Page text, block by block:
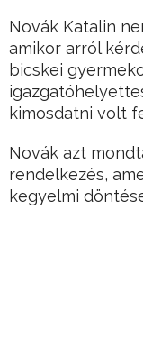
Novák Katalin
amikor arról
bicskei
kimosdatni volt
Novák azt
rendelkezés,
kegyelmi